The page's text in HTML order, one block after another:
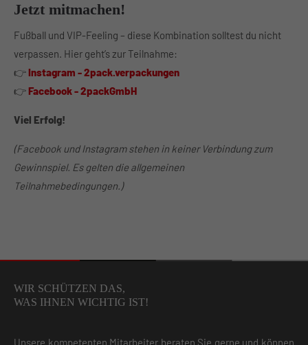
Jetzt mitmachen!
Fußball und VIP-Feeling – diese Kombination solltest du nicht
verpassen. Hier geht’s zur Teilnahme:
👉Instagram - 2pack.verpackungen
👉Facebook - 2packGmbH
Viel Erfolg!
(Facebook und Instagram stehen in keiner Verbindung zum
Gewinnspiel. Es gelten die allgemeinen
Teilnahmebedingungen.)
WIR SCHÜTZEN DAS,
WAS IHNEN WICHTIG IST!
Unsere kompetenten Mitarbeiter beraten Sie gerne und können